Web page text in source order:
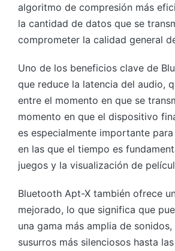
algoritmo de compresión más
la cantidad de datos que se
comprometer la calidad general
Uno de los beneficios clave de
que reduce la latencia del audio,
entre el momento en que se
momento en que el dispositivo
es especialmente importante
en las que el tiempo es
juegos y la visualización de
Bluetooth Apt-X también ofrece
mejorado, lo que significa que
una gama más amplia de
susurros más silenciosos hasta